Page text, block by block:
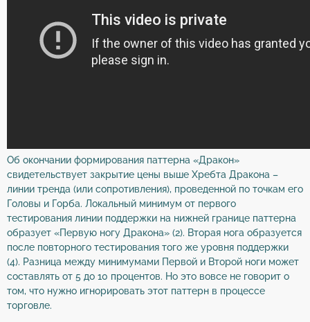
Об окончании формирования паттерна «Дракон»
свидетельствует закрытие цены выше Хребта Дракона –
линии тренда (или сопротивления), проведенной по точкам его
Головы и Горба. Локальный минимум от первого
тестирования линии поддержки на нижней границе паттерна
образует «Первую ногу Дракона» (2). Вторая нога образуется
после повторного тестирования того же уровня поддержки
(4). Разница между минимумами Первой и Второй ноги может
составлять от 5 до 10 процентов. Но это вовсе не говорит о
том, что нужно игнорировать этот паттерн в процессе
торговле.